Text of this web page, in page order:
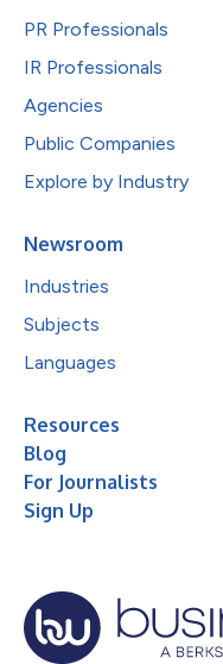
PR Professionals
IR Professionals
Agencies
Public Companies
Explore by Industry
Newsroom
Industries
Subjects
Languages
Resources
Blog
For Journalists
Sign Up